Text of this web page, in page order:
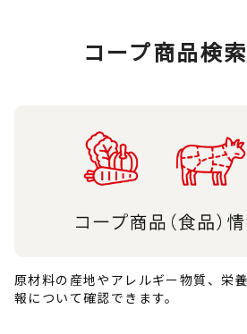
コープ商品検
原材料の産地やアレルギー物質、栄
報について確認できます。